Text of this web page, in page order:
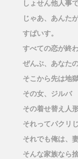
しょせん他人事
じゃあ、あんた
すぱいす。
すべての恋が終
ぜんぶ、あなた
そこから先は地
その女、ジルバ
その着せ替え人
それってパクリ
それでも俺は、
そんな家族なら